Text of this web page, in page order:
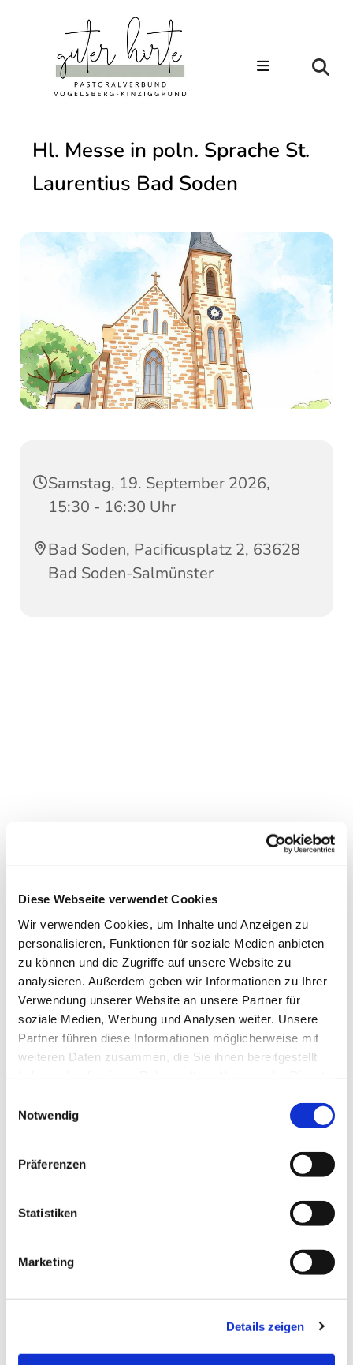
Diese Webseite verwendet Cookies
Wir verwenden Cookies, um Inhalte und Anzeigen zu
personalisieren, Funktionen für soziale Medien anbieten
zu können und die Zugriffe auf unsere Website zu
analysieren. Außerdem geben wir Informationen zu Ihrer
Verwendung unserer Website an unsere Partner für
soziale Medien, Werbung und Analysen weiter. Unsere
Partner führen diese Informationen möglicherweise mit
weiteren Daten zusammen, die Sie ihnen bereitgestellt
Notwendig
Präferenzen
Statistiken
Marketing
Details zeigen
Hl. Messe in poln. Sprache St.
Laurentius Bad Soden
Samstag, 19. September 2026,
15:30 - 16:30 Uhr
Bad Soden, Pacificusplatz 2, 63628
Bad Soden-Salmünster
Dies könnte Sie auch
interessieren